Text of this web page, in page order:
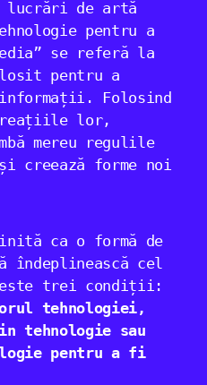
lucrări de artă
pentru a
se referă la
pentru a
Folosind
lor,
mereu regulile
creează forme noi
ca o formă de
îndeplinească cel
trei condiții:
tehnologiei,
tehnologie sau
pentru a fi